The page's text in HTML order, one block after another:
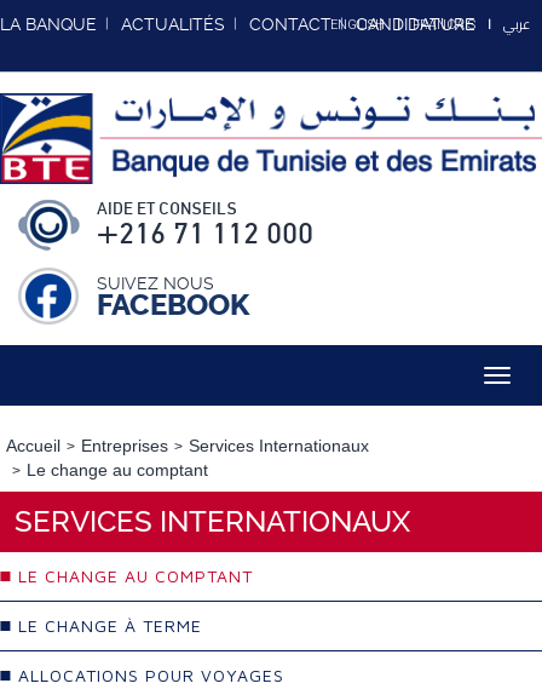
LA BANQUE ACTUALITÉS CONTACT CANDIDATURE
ENGLISH FRANCAIS عربي
AIDE ET CONSEILS
+216 71 112 000
SUIVEZ NOUS
FACEBOOK
Accueil Entreprises
Services Internationaux
Le change au comptant
SERVICES INTERNATIONAUX
LE CHANGE AU COMPTANT
LE CHANGE À TERME
ALLOCATIONS POUR VOYAGES